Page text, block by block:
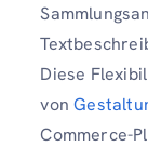
Diese
von
Commerce-